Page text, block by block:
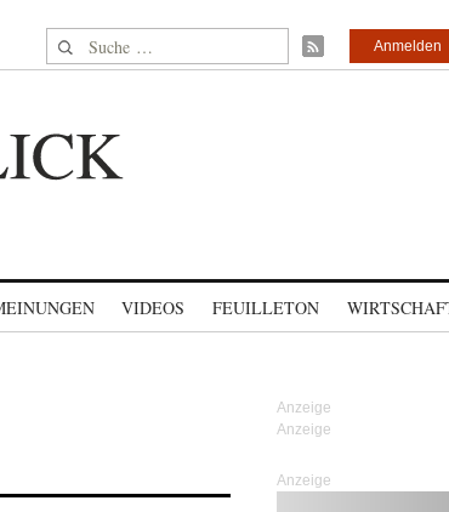
Suche nach: Anmelden
VIDEOS FEUILLETON
Anzeige